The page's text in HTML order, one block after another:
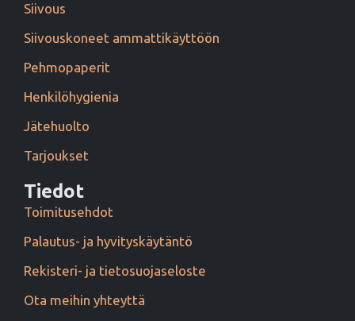
Siivous
Siivouskoneet ammattikäyttöön
Pehmopaperit
Henkilöhygienia
Jätehuolto
Tarjoukset
Tiedot
Toimitusehdot
Palautus- ja hyvityskäytäntö
Rekisteri- ja tietosuojaseloste
Ota meihin yhteyttä